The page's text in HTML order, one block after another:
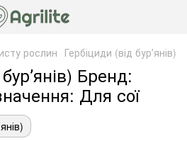
рослин Гербіциди (від бурʼянів)
Бренд:
Для сої